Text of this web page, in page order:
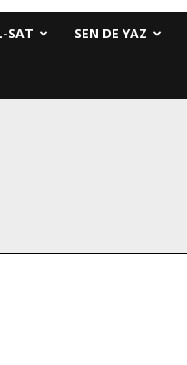
SAT SEN DE YAZ